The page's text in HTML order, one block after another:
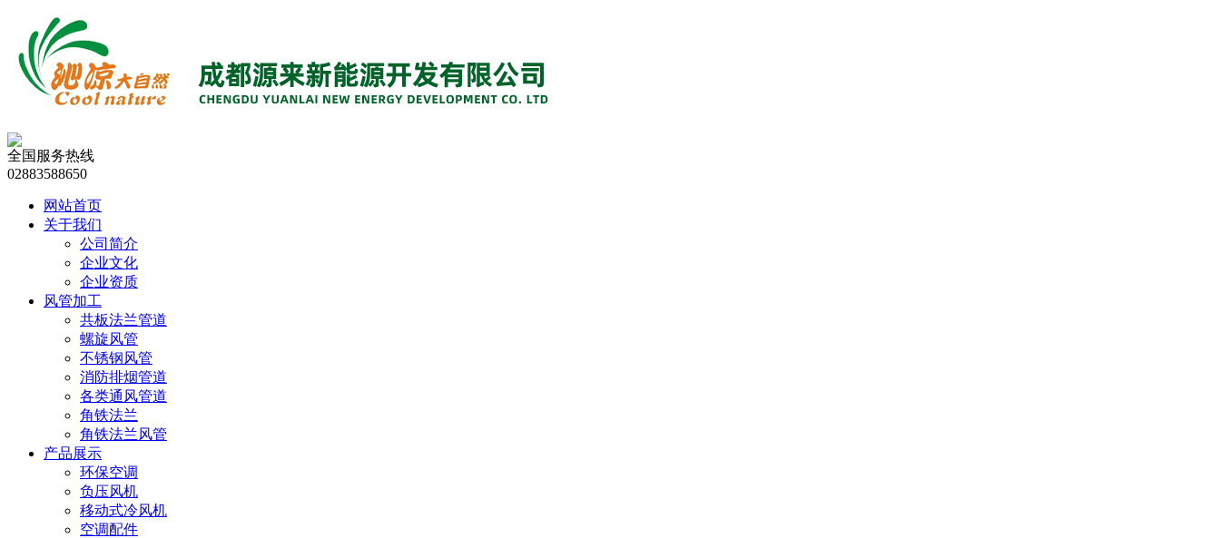
全国服务热线
02883588650
网站首页
关于我们
公司简介
企业文化
企业资质
风管加工
共板法兰管道
螺旋风管
不锈钢风管
消防排烟管道
各类通风管道
角铁法兰
角铁法兰风管
产品展示
环保空调
负压风机
移动式冷风机
空调配件